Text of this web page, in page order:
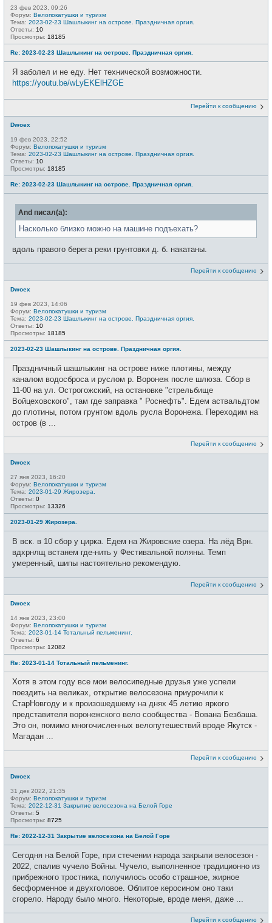
23 фев 2023, 09:26
Форум: Велопокатушки и туризм
Тема: 2023-02-23 Шашлыкинг на острове. Праздничная оргия.
Ответы: 10
Просмотры: 18185
Re: 2023-02-23 Шашлыкинг на острове. Праздничная оргия.
Я заболел и не еду. Нет технической возможности.
https://youtu.be/wLyEKElHZGE
Перейти к сообщению
Dwoex
19 фев 2023, 22:52
Форум: Велопокатушки и туризм
Тема: 2023-02-23 Шашлыкинг на острове. Праздничная оргия.
Ответы: 10
Просмотры: 18185
Re: 2023-02-23 Шашлыкинг на острове. Праздничная оргия.
And писал(а):
Насколько близко можно на машине подъехать?
вдоль правого берега реки грунтовки д. б. накатаны.
Перейти к сообщению
Dwoex
19 фев 2023, 14:06
Форум: Велопокатушки и туризм
Тема: 2023-02-23 Шашлыкинг на острове. Праздничная оргия.
Ответы: 10
Просмотры: 18185
2023-02-23 Шашлыкинг на острове. Праздничная оргия.
Праздничный шашлыкинг на острове ниже плотины, между
каналом водосброса и руслом р. Воронеж после шлюза. Сбор в
11-00 на ул. Острогожский, на остановке "стрельбище
Войцеховского", там где заправка " Роснефть". Едем аствальдтом
до плотины, потом грунтом вдоль русла Воронежа. Переходим на
остров (в ...
Перейти к сообщению
Dwoex
27 янв 2023, 16:20
Форум: Велопокатушки и туризм
Тема: 2023-01-29 Жирозера.
Ответы: 0
Просмотры: 13326
2023-01-29 Жирозера.
В вск. в 10 сбор у цирка. Едем на Жировские озера. На лёд Врн.
вдхрнлщ встанем где-нить у Фестивальной поляны. Темп
умеренный, шипы настоятельно рекомендую.
Перейти к сообщению
Dwoex
14 янв 2023, 23:00
Форум: Велопокатушки и туризм
Тема: 2023-01-14 Тотальный пельменинг.
Ответы: 6
Просмотры: 12082
Re: 2023-01-14 Тотальный пельменинг.
Хотя в этом году все мои велосипедные друзья уже успели
поездить на великах, открытие велосезона приурочили к
СтарНовгоду и к произошедшему на днях 45 летию яркого
представителя воронежского вело сообщества - Вована Безбаша.
Это он, помимо многочисленных велопутешествий вроде Якутск -
Магадан ...
Перейти к сообщению
Dwoex
31 дек 2022, 21:35
Форум: Велопокатушки и туризм
Тема: 2022-12-31 Закрытие велосезона на Белой Горе
Ответы: 5
Просмотры: 8725
Re: 2022-12-31 Закрытие велосезона на Белой Горе
Сегодня на Белой Горе, при стечении народа закрыли велосезон -
2022, спалив чучело Войны. Чучело, выполненное традиционно из
прибрежного тростника, получилось особо страшное, жирное
бесформенное и двухголовое. Облитое керосином оно таки
сгорело. Народу было много. Некоторые, вроде меня, даже ...
Перейти к сообщению